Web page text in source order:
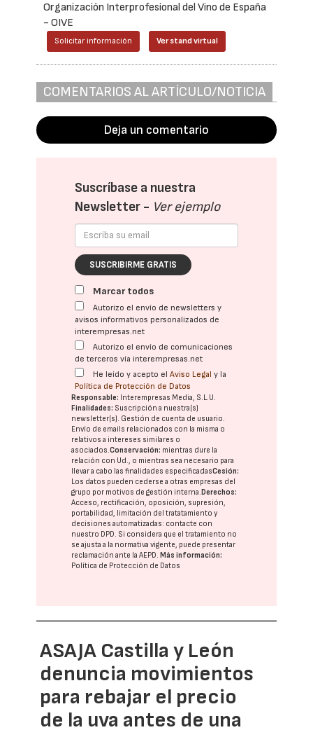
Organización Interprofesional del Vino de España
- OIVE
Solicitar información Ver stand virtual
COMENTARIOS AL ARTÍCULO/NOTICIA
Deja un comentario
Suscríbase a nuestra
Newsletter - Ver ejemplo
SUSCRIBIRME GRATIS
Marcar todos
Autorizo el envío de newsletters y
avisos informativos personalizados de
interempresas.net
Autorizo el envío de comunicaciones
de terceros vía interempresas.net
He leído y acepto elAviso Legal y la
Política de Protección de Datos
Responsable: Interempresas Media, S.L.U.
Finalidades: Suscripción a nuestra(s)
newsletter(s). Gestión de cuenta de usuario.
Envío de emails relacionados con la misma o
relativos a intereses similares o
asociados.Conservación: mientras dure la
relación con Ud., o mientras sea necesario para
llevar a cabo las finalidades especificadasCesión:
Los datos pueden cederse a otras empresas del
grupo por motivos de gestión interna.Derechos:
Acceso, rectificación, oposición, supresión,
portabilidad, limitación del tratatamiento y
decisiones automatizadas: contacte con
nuestro DPD. Si considera que el tratamiento no
se ajusta a la normativa vigente, puede presentar
reclamación ante laAEPD.Más información:
Política de Protección de Datos
ASAJA Castilla y León
denuncia movimientos
para rebajar el precio
de la uva antes de una